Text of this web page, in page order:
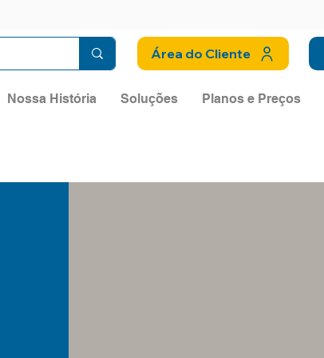
Área do Cliente
Nossa História Soluções Planos e Preços